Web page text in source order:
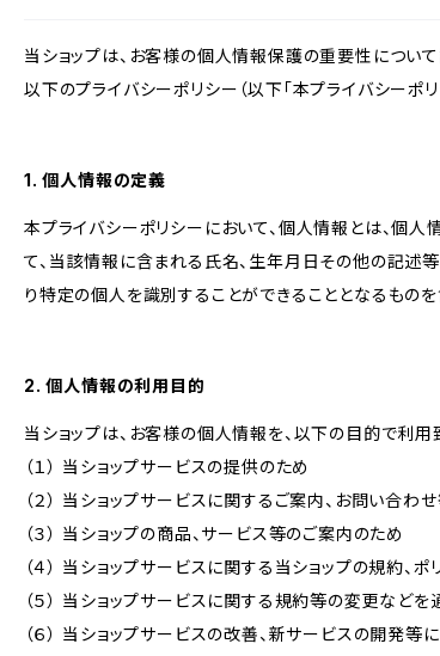
当ショップは、お客様の個人情報保護の重要性につい
以下のプライバシーポリシー（以下「本プライバシーポ
1. 個人情報の定義
本プライバシーポリシーにおいて、個人情報とは、個
て、当該情報に含まれる氏名、生年月日その他の記述
り特定の個人を識別することができることとなるもの
2. 個人情報の利用目的
当ショップは、お客様の個人情報を、以下の目的で利用
（１） 当ショップサービスの提供のため
（２） 当ショップサービスに関するご案内、お問い合わ
（３） 当ショップの商品、サービス等のご案内のため
（４） 当ショップサービスに関する当ショップの規約、
（５） 当ショップサービスに関する規約等の変更などを
（６） 当ショップサービスの改善、新サービスの開発等